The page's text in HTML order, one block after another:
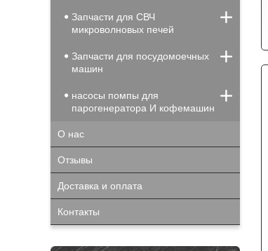
Запчасти для СВЧ
микроволновых печей
Запчасти для посудомоечных
машин
насосы помпы для
парогенератора И кофемашин
О нас
Отзывы
Доставка и оплата
Контакты